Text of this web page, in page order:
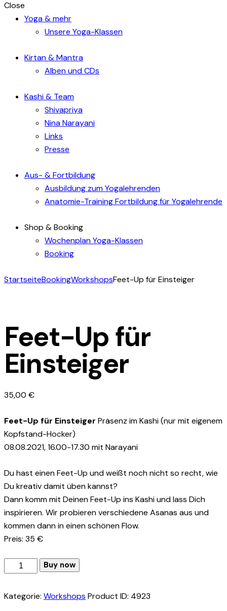
Close
Yoga & mehr
Unsere Yoga-Klassen
Kirtan & Mantra
Alben und CDs
Kashi & Team
Shivapriya
Nina Narayani
Links
Presse
Aus- & Fortbildung
Ausbildung zum Yogalehrenden
Anatomie-Training Fortbildung für Yogalehrende
Shop & Booking
Wochenplan Yoga-Klassen
Booking
StartseiteBookingWorkshopsFeet-Up für Einsteiger
Feet-Up für
Einsteiger
35,00 €
Feet-Up für Einsteiger Präsenz im Kashi (nur mit eigenem
Kopfstand-Hocker)
08.08.2021, 16.00-17.30 mit Narayani
Du hast einen Feet-Up und weißt noch nicht so recht, wie
Du kreativ damit üben kannst?
Dann komm mit Deinen Feet-Up ins Kashi und lass Dich
inspirieren. Wir probieren verschiedene Asanas aus und
kommen dann in einen schönen Flow.
Preis: 35 €
Feet-
für
Einsteiger
Buy now
Kategorie: Workshops Product ID: 4923